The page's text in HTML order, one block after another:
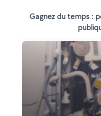
Gagnez du temps :